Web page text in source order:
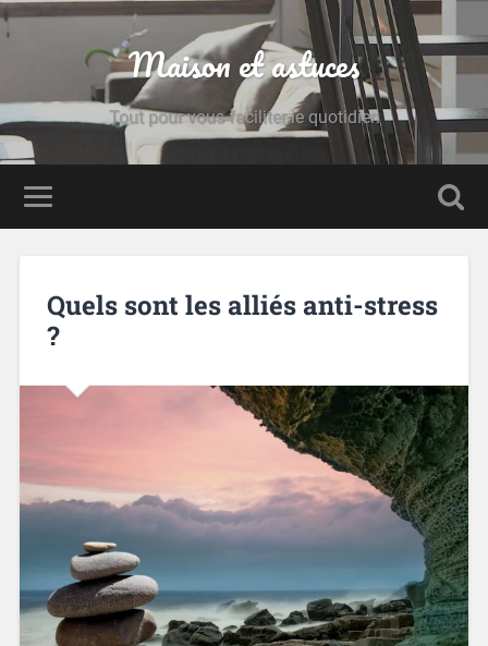
Maison et astuces
Tout pour vous faciliter le quotidien
Quels sont les alliés anti-stress
?